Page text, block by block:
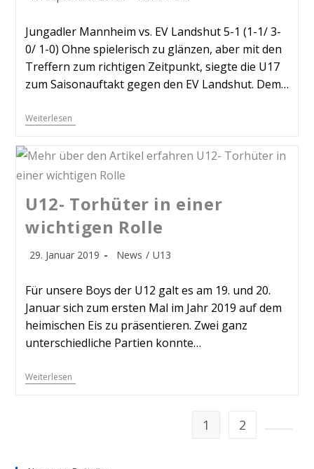
Jungadler Mannheim vs. EV Landshut 5-1 (1-1/ 3-
0/ 1-0) Ohne spielerisch zu glänzen, aber mit den
Treffern zum richtigen Zeitpunkt, siegte die U17
zum Saisonauftakt gegen den EV Landshut. Dem…
Weiterlesen
U12- Torhüter in einer
wichtigen Rolle
29. Januar 2019 News / U13
Für unsere Boys der U12 galt es am 19. und 20.
Januar sich zum ersten Mal im Jahr 2019 auf dem
heimischen Eis zu präsentieren. Zwei ganz
unterschiedliche Partien konnte…
Weiterlesen
1 2